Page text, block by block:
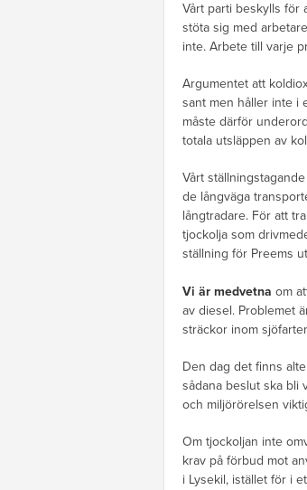
Vårt parti beskylls för
stöta sig med
inte. Arbete till varje
Argumentet att
sant men håller inte i
måste därför
totala utsläppen av
Vårt
de långväga
långtradare. För att
tjockolja som
ställning för Preems
Vi är medvetna om
av diesel. Problemet
sträckor inom
Den dag det finns
sådana beslut ska bli
och miljörörelsen
Om tjockoljan inte
krav på förbud mot
i Lysekil, istället för i